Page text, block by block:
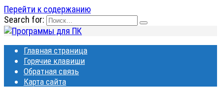
Перейти к содержанию
Search for:
Главная страница
Горячие клавиши
Обратная связь
Карта сайта